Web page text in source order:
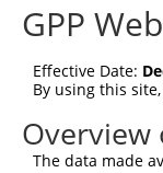
GPP
Effective Date:
By using this
Overview
The data made